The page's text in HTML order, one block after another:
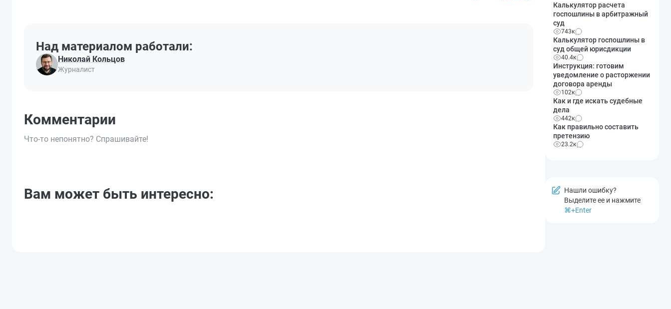
Над материалом работали:
Николай Кольцов
Журналист
Комментарии
Что-то непонятно? Спрашивайте!
Вам может быть интересно:
Калькулятор расчета
госпошлины в арбитражный
суд
743к
Калькулятор госпошлины в
суд общей юрисдикции
40.4к
Инструкция: готовим
уведомление о расторжении
договора аренды
102к
Как и где искать судебные
дела
442к
Как правильно составить
претензию
23.2к
Нашли ошибку?
Выделите ее и нажмите
⌘+Enter